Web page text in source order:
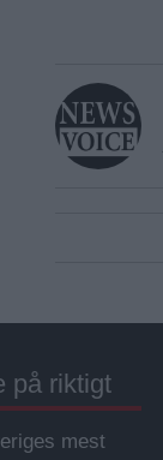
på riktigt
mest